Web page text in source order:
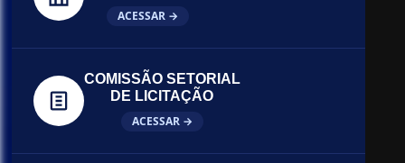
ACESSAR →
COMISSÃO SETORIAL
DE LICITAÇÃO
ACESSAR →